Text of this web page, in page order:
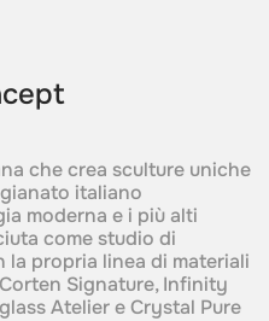
che crea sculture uniche
italiano
moderna e i più alti
come studio di
la propria linea di materiali
Signature, Infinity
Atelier e Crystal Pure